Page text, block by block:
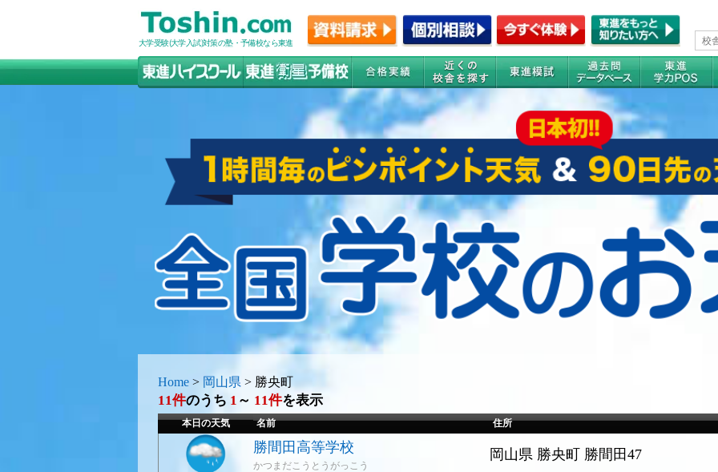
大学受験(大学入試)対策の塾・予備校なら東進
Home > 岡山県 > 勝央町
11件のうち 1 ～ 11件を表示
本日の天気 名前 住所
勝間田高等学校
かつまだこうとうがっこう
岡山県 勝央町 勝間田47